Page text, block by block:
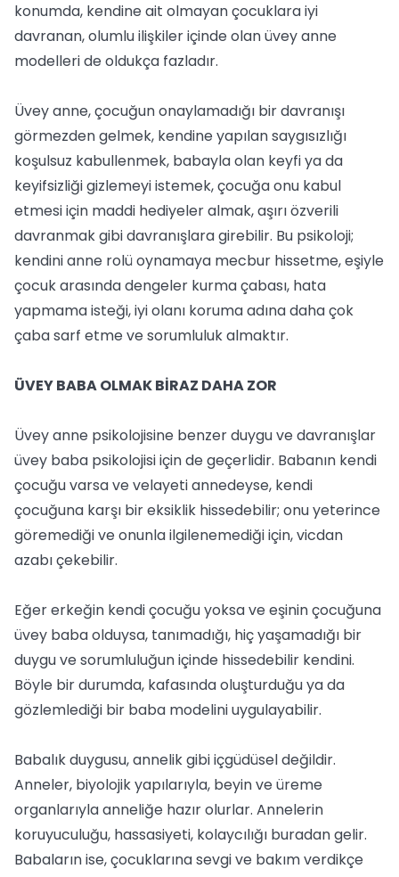
konumda, kendine ait olmayan çocuklara iyi
davranan, olumlu ilişkiler içinde olan üvey anne
modelleri de oldukça fazladır.
Üvey anne, çocuğun onaylamadığı bir davranışı
görmezden gelmek, kendine yapılan saygısızlığı
koşulsuz kabullenmek, babayla olan keyfi ya da
keyifsizliği gizlemeyi istemek, çocuğa onu kabul
etmesi için maddi hediyeler almak, aşırı özverili
davranmak gibi davranışlara girebilir. Bu psikoloji;
kendini anne rolü oynamaya mecbur hissetme, eşiyle
çocuk arasında dengeler kurma çabası, hata
yapmama isteği, iyi olanı koruma adına daha çok
çaba sarf etme ve sorumluluk almaktır.
ÜVEY BABA OLMAK BİRAZ DAHA ZOR
Üvey anne psikolojisine benzer duygu ve davranışlar
üvey baba psikolojisi için de geçerlidir. Babanın kendi
çocuğu varsa ve velayeti annedeyse, kendi
çocuğuna karşı bir eksiklik hissedebilir; onu yeterince
göremediği ve onunla ilgilenemediği için, vicdan
azabı çekebilir.
Eğer erkeğin kendi çocuğu yoksa ve eşinin çocuğuna
üvey baba olduysa, tanımadığı, hiç yaşamadığı bir
duygu ve sorumluluğun içinde hissedebilir kendini.
Böyle bir durumda, kafasında oluşturduğu ya da
gözlemlediği bir baba modelini uygulayabilir.
Babalık duygusu, annelik gibi içgüdüsel değildir.
Anneler, biyolojik yapılarıyla, beyin ve üreme
organlarıyla anneliğe hazır olurlar. Annelerin
koruyuculuğu, hassasiyeti, kolaycılığı buradan gelir.
Babaların ise, çocuklarına sevgi ve bakım verdikçe